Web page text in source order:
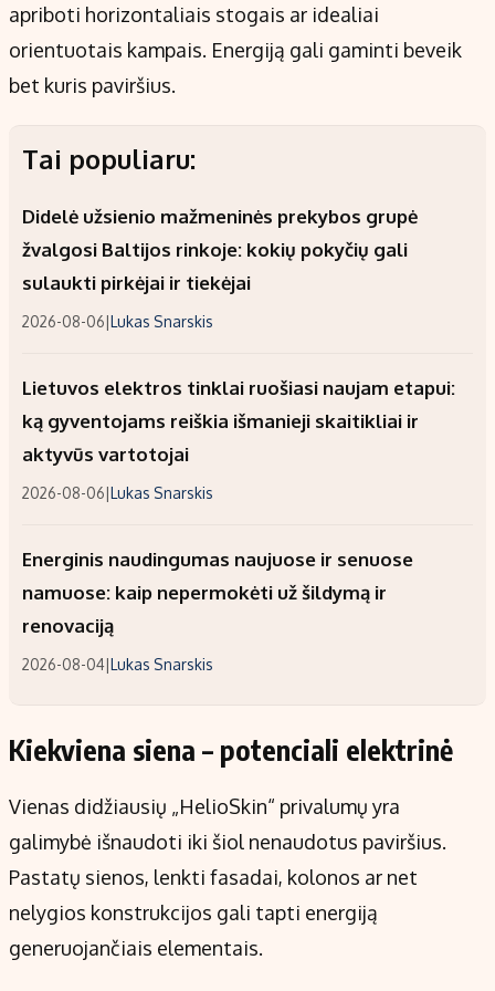
apriboti horizontaliais stogais ar idealiai
orientuotais kampais. Energiją gali gaminti beveik
bet kuris paviršius.
Tai populiaru:
Didelė užsienio mažmeninės prekybos grupė
žvalgosi Baltijos rinkoje: kokių pokyčių gali
sulaukti pirkėjai ir tiekėjai
2026-08-06|Lukas Snarskis
Lietuvos elektros tinklai ruošiasi naujam etapui:
ką gyventojams reiškia išmanieji skaitikliai ir
aktyvūs vartotojai
2026-08-06|Lukas Snarskis
Energinis naudingumas naujuose ir senuose
namuose: kaip nepermokėti už šildymą ir
renovaciją
2026-08-04|Lukas Snarskis
Kiekviena siena – potenciali elektrinė
Vienas didžiausių „HelioSkin“ privalumų yra
galimybė išnaudoti iki šiol nenaudotus paviršius.
Pastatų sienos, lenkti fasadai, kolonos ar net
nelygios konstrukcijos gali tapti energiją
generuojančiais elementais.